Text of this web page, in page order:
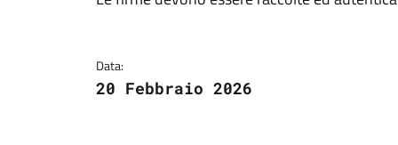
Data:
20 Febbraio 2026